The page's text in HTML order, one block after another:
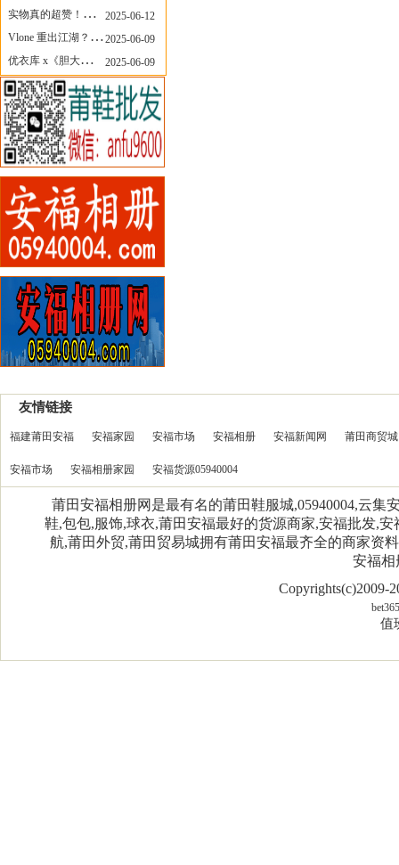
实物真的超赞！NB 新款 2010 新配色
2025-06-12
Vlone 重出江湖？突然又要联名，谁能想到！
2025-06-09
优衣库 x《胆大党》新品公布，第二季联动周边来了！
2025-06-09
友情链接
福建莆田安福 安福家园 安福市场 安福相册 安福新闻网 莆田商贸城
安福市场 安福相册家园 安福货源05940004
莆田安福相册网是最有名的莆田鞋服城,05940004,云
鞋,包包,服饰,球衣,莆田安福最好的货源商家,安福批发,
航,莆田外贸,莆田贸易城拥有莆田安福最齐全的商家资
安福相
Copyrights(c)2009-
bet365
值